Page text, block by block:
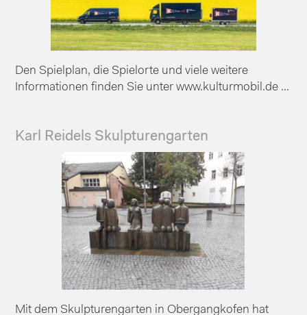
Den Spielplan, die Spielorte und viele weitere
Informationen finden Sie unter www.kulturmobil.de ...
Karl Reidels Skulpturengarten
Mit dem Skulpturengarten in Obergangkofen hat